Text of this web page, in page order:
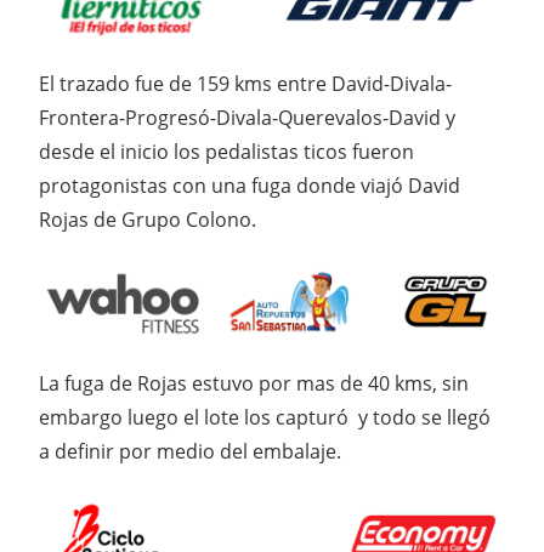
El trazado fue de 159 kms entre David-Divala-
Frontera-Progresó-Divala-Querevalos-David y
desde el inicio los pedalistas ticos fueron
protagonistas con una fuga donde viajó David
Rojas de Grupo Colono.
La fuga de Rojas estuvo por mas de 40 kms, sin
embargo luego el lote los capturó y todo se llegó
a definir por medio del embalaje.